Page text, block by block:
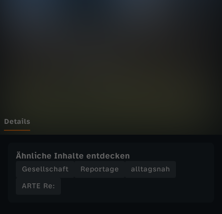
r
n
Details
Ähnliche Inhalte entdecken
Gesellschaft Reportage
alltagsnah
ARTE Re: